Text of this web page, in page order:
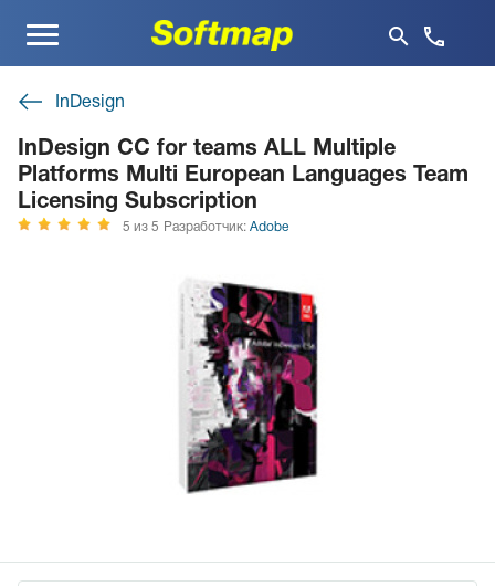
Меню
InDesign
InDesign CC for teams ALL Multiple
Platforms Multi European Languages Team
Licensing Subscription
5 из 5 Разработчик: Adobe